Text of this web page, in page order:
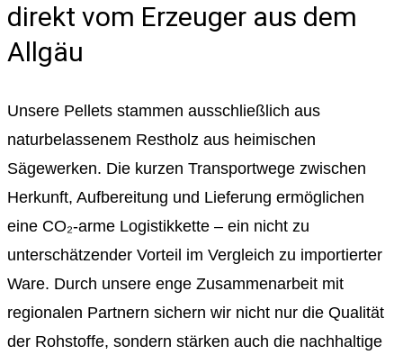
direkt vom Erzeuger aus dem
Allgäu
Unsere Pellets stammen ausschließlich aus
naturbelassenem Restholz aus heimischen
Sägewerken. Die kurzen Transportwege zwischen
Herkunft, Aufbereitung und Lieferung ermöglichen
eine CO₂-arme Logistikkette – ein nicht zu
unterschätzender Vorteil im Vergleich zu importierter
Ware. Durch unsere enge Zusammenarbeit mit
regionalen Partnern sichern wir nicht nur die Qualität
der Rohstoffe, sondern stärken auch die nachhaltige